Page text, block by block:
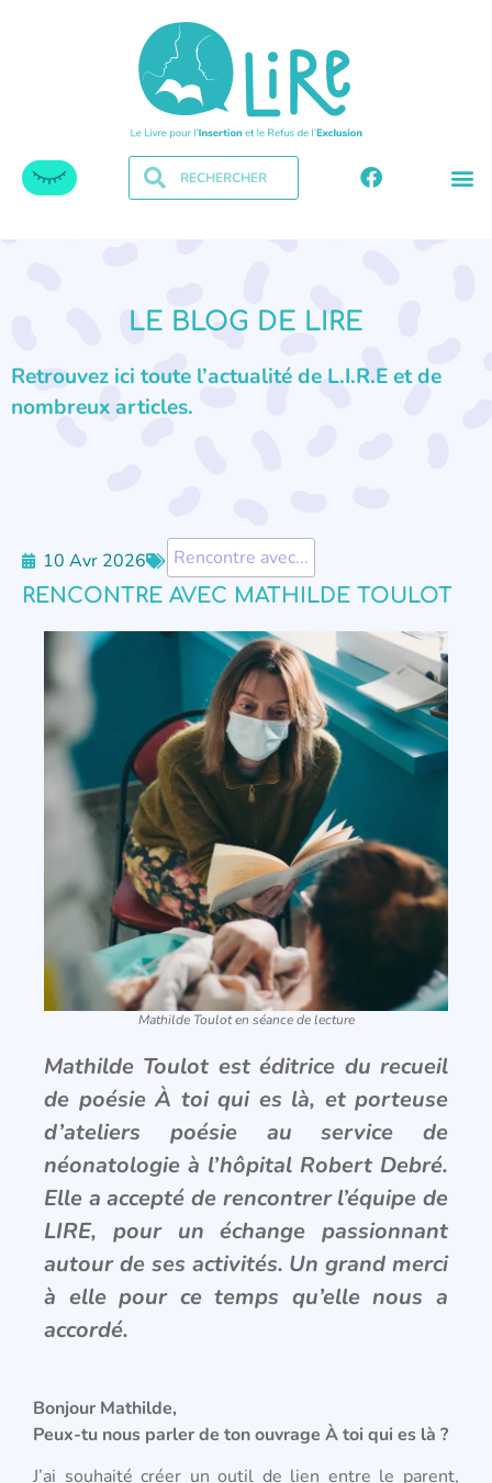
LE BLOG DE LIRE
Retrouvez ici toute l’actualité de L.I.R.E et de
nombreux articles.
10 Avr 2026 Rencontre avec...
RENCONTRE AVEC MATHILDE TOULOT
Mathilde Toulot en séance de lecture
Mathilde Toulot est éditrice du recueil
de poésie À toi qui es là, et porteuse
d’ateliers poésie au service de
néonatologie à l’hôpital Robert Debré.
Elle a accepté de rencontrer l’équipe de
LIRE, pour un échange passionnant
autour de ses activités. Un grand merci
à elle pour ce temps qu’elle nous a
accordé.
Bonjour Mathilde,
Peux-tu nous parler de ton ouvrage À toi qui es là ?
J’ai souhaité créer un outil de lien entre le parent,